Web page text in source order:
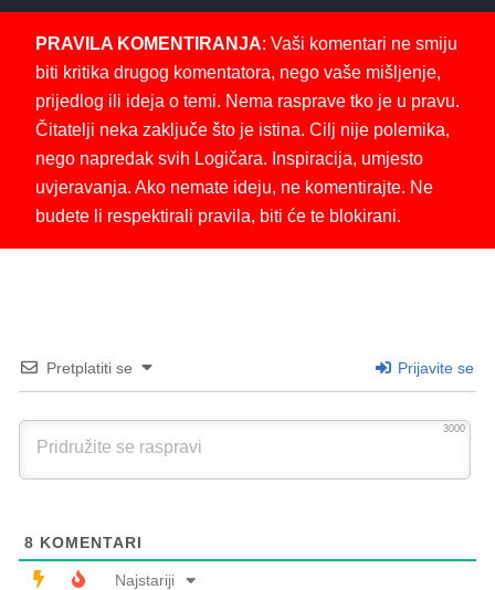
PRAVILA KOMENTIRANJA: Vaši komentari ne smiju
biti kritika drugog komentatora, nego vaše mišljenje,
prijedlog ili ideja o temi. Nema rasprave tko je u pravu.
Čitatelji neka zaključe što je istina. Cilj nije polemika,
nego napredak svih Logičara. Inspiracija, umjesto
uvjeravanja. Ako nemate ideju, ne komentirajte. Ne
budete li respektirali pravila, biti će te blokirani.
Pretplatiti se Prijavite se
3000
8 KOMENTARI
Najstariji